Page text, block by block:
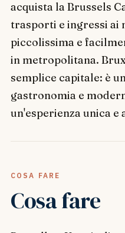
acquista la Brussels
trasporti e ingressi ai
piccolissima e
in metropolitana.
semplice capitale: è
gastronomia e
un'esperienza unica e
COSA FARE
Cosa fare